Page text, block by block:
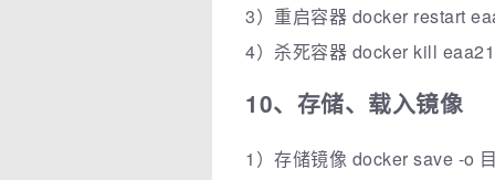
3）重启容器 docker restart
4）杀死容器 docker kill
10、存储、载入镜像
1）存储镜像 docker save -o